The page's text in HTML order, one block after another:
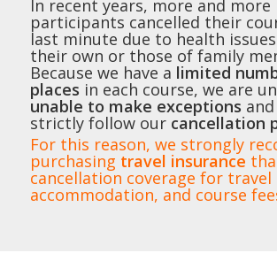
In recent years, more and more
participants cancelled their
last minute due to health
their own or those of family
Because we have a limited
places in each course, we are
unable to make exceptions
strictly follow our cancellation
For this reason, we strongly
purchasing travel insurance
cancellation coverage for travel
accommodation, and course